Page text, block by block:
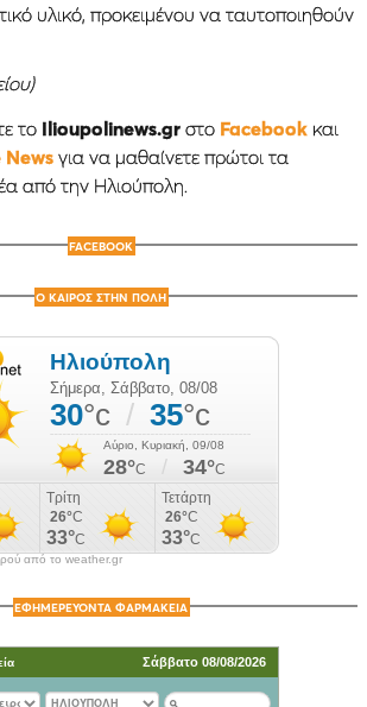
υλικό, προκειμένου να ταυτοποιηθούν
το Ilioupolinews.grστο Facebookκαι
για να μαθαίνετε πρώτοι τα
από την Ηλιούπολη.
FACEBOOK
Ο ΚΑΙΡΟΣ ΣΤΗΝ ΠΟΛΗ
από το weather.gr
ΕΦΗΜΕΡΕΥΟΝΤΑ ΦΑΡΜΑΚΕΙΑ